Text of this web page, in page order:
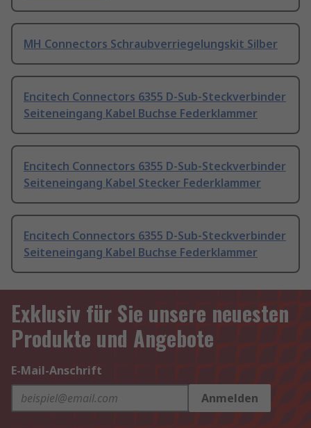
MH Connectors Schraubverriegelungskit Silber
Encitech Connectors 6355 D-Sub-Steckverbinder
Seiteneingang Kabel Buchse Federklammer
Encitech Connectors 6355 D-Sub-Steckverbinder
Seiteneingang Kabel Stecker Federklammer
Encitech Connectors 6355 D-Sub-Steckverbinder
Seiteneingang Kabel Buchse Federklammer
Exklusiv für Sie unsere neuesten
Produkte und Angebote
E-Mail-Anschrift
Anmelden